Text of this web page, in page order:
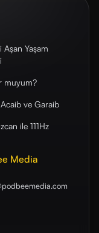
Aşan Yaşam
muyum?
ve Garaib
ile 111Hz
Media
.com